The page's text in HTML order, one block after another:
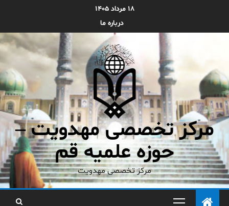
۱۸ مرداد ۱۴۰۵
درباره ما
مرکز تخصصی مهدویت –
حوزه علمیه قم
مرکز تخصصی مهدویت